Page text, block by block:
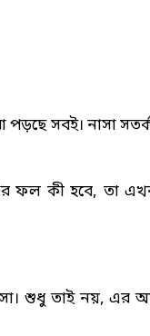
সবই। নাসা
ফল কী হবে, তা
শুধু তাই নয়, এর